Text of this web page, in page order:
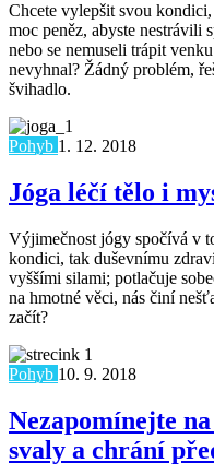
Chcete vylepšit svou
moc peněz, abyste nestrávili
nebo se nemuseli trápit
nevyhnal? Žádný problém,
švihadlo.
Pohyb 1. 12. 2018
Jóga léčí tělo i
Výjimečnost jógy spočívá v
kondici, tak duševnímu
vyššími silami; potlačuje
na hmotné věci, nás činí
začít?
Pohyb 10. 9. 2018
Nezapomínejte
svaly a chrání